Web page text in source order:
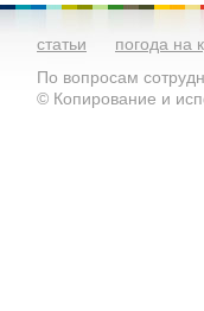
статьи погода на
По вопросам
© Копирование и